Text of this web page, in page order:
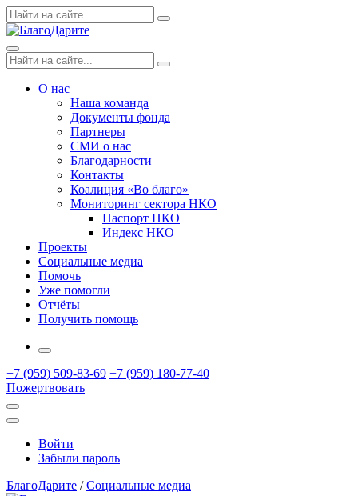
Skip
to
Поиск
по:
Search
Menu
Поиск
по:
Search
О нас
Наша команда
Документы фонда
Партнеры
СМИ о нас
Благодарности
Контакты
Коалиция «Во благо»
Мониторинг сектора НКО
Паспорт НКО
Индекс НКО
Проекты
Социальные медиа
Помочь
Уже помогли
Отчёты
Получить помощь
More
+7 (959) 509-83-69 +7 (959) 180-77-40
Пожертвовать
Открыть
поиск
Профиль
Войти
Забыли пароль
БлагоДарите /Социальные медиа